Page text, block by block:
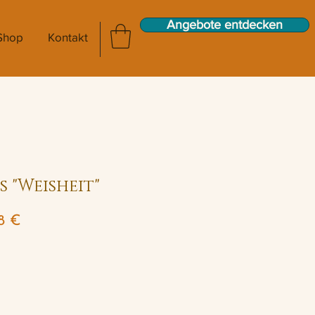
Kontakt
Angebote entdecken
"Weisheit"
€